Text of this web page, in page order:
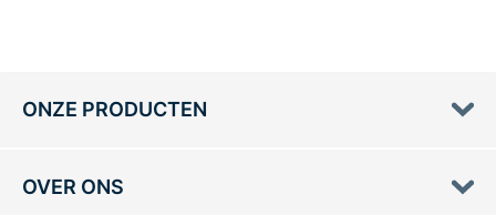
ONZE PRODUCTEN
OVER ONS